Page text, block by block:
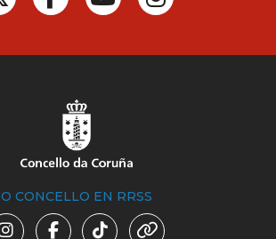
O CONCELLO EN RRSS